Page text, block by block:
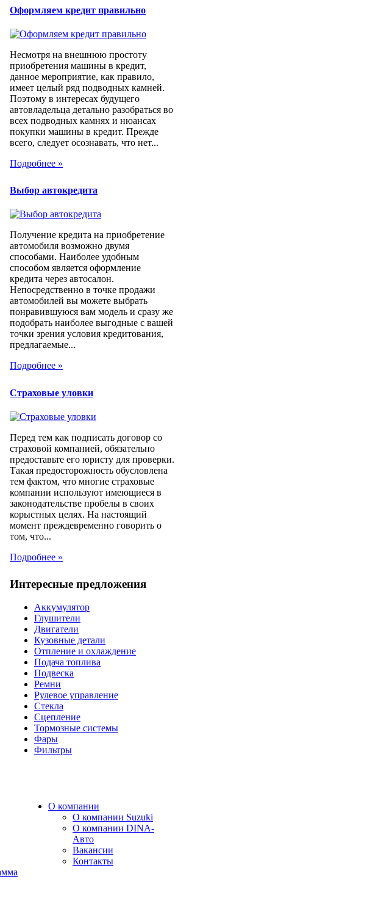
Оформляем кредит правильно
Несмотря на внешнюю простоту
приобретения машины в кредит,
данное мероприятие, как правило,
имеет целый ряд подводных камней.
Поэтому в интересах будущего
автовладельца детально разобраться во
всех подводных камнях и нюансах
покупки машины в кредит. Прежде
всего, следует осознавать, что нет...
Подробнее »
Выбор автокредита
Получение кредита на приобретение
автомобиля возможно двумя
способами. Наиболее удобным
способом является оформление
кредита через автосалон.
Непосредственно в точке продажи
автомобилей вы можете выбрать
понравившуюся вам модель и сразу же
подобрать наиболее выгодные с вашей
точки зрения условия кредитования,
предлагаемые...
Подробнее »
Страховые уловки
Перед тем как подписать договор со
страховой компанией, обязательно
предоставьте его юристу для проверки.
Такая предосторожность обусловлена
тем фактом, что многие страховые
компании используют имеющиеся в
законодательстве пробелы в своих
корыстных целях. На настоящий
момент преждевременно говорить о
том, что...
Подробнее »
Интересные предложения
Аккумулятор
Глушители
Двигатели
Кузовные детали
Отпление и охлаждение
Подача топлива
Подвеска
Ремни
Рулевое управление
Стекла
Сцепление
Тормозные системы
Фары
Фильтры
О компании
О компании Suzuki
О компании DINA-
Авто
Вакансии
Контакты